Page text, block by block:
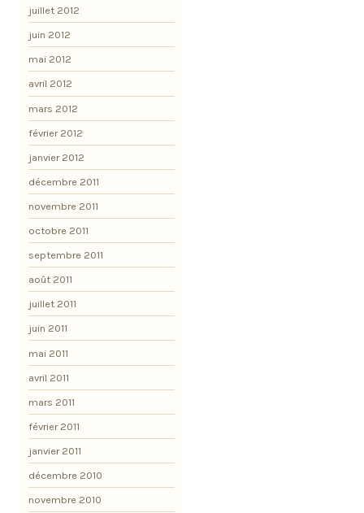
juillet 2012
juin 2012
mai 2012
avril 2012
mars 2012
février 2012
janvier 2012
décembre 2011
novembre 2011
octobre 2011
septembre 2011
août 2011
juillet 2011
juin 2011
mai 2011
avril 2011
mars 2011
février 2011
janvier 2011
décembre 2010
novembre 2010